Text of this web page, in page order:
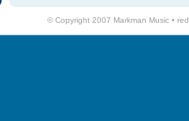
© Copyright 2007 Markman Music •